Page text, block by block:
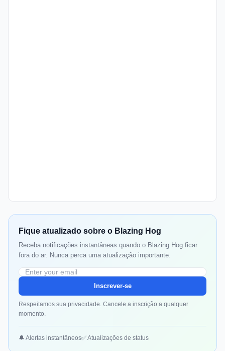
Fique atualizado sobre o Blazing Hog
Receba notificações instantâneas quando o Blazing Hog ficar
fora do ar. Nunca perca uma atualização importante.
Inscrever-se
Respeitamos sua privacidade. Cancele a inscrição a qualquer
momento.
🔔 Alertas instantâneos✅ Atualizações de status